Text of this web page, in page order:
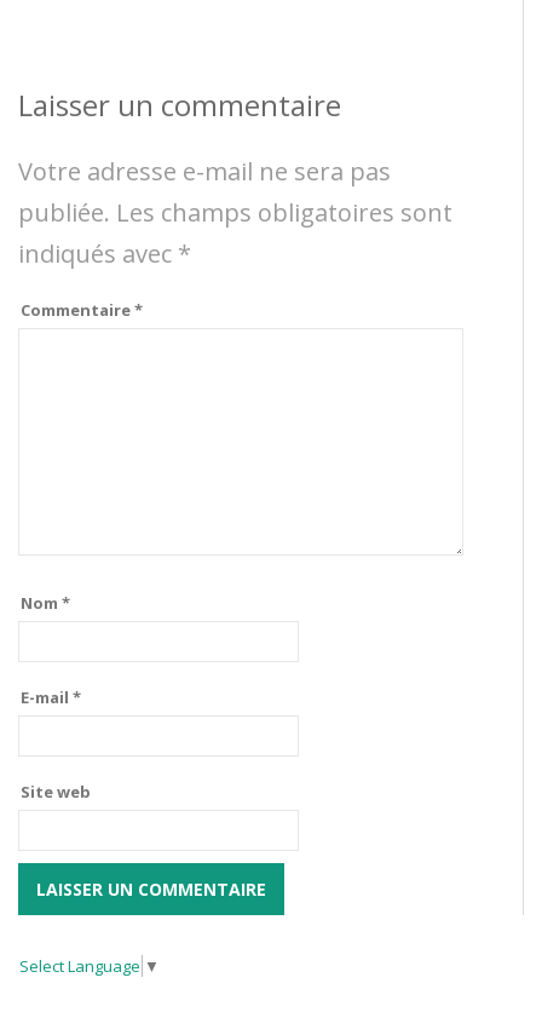
Laisser un commentaire
Votre adresse e-mail ne sera pas
publiée. Les champs obligatoires sont
indiqués avec *
Commentaire*
Nom *
E-mail *
Site web
Select Language ▼